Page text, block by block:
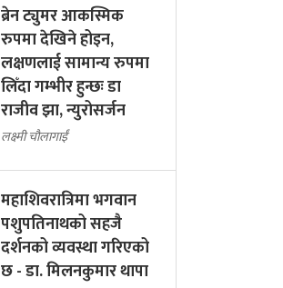
ब्रेन ट्युमर आकस्मिक
रुपमा देखिने होइन,
लक्षणलाई सामान्य रुपमा
लिँदा गम्भीर हुन्छः डा
राजीव झा, न्युरोसर्जन
लक्ष्मी चौलागाईं
महाशिवरात्रिमा भगवान
पशुपतिनाथको सहजै
दर्शनको व्यवस्था गरिएको
छ - डा. मिलनकुमार थापा